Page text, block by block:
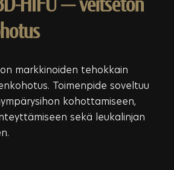
markkinoiden tehokkain
Toimenpide soveltuu
kohottamiseen,
sekä leukalinjan